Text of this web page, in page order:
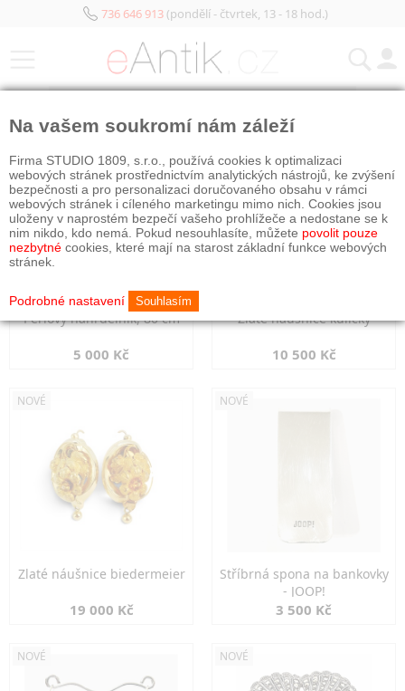
736 646 913(pondělí - čtvrtek, 13 - 18 hod.)
Perlový náhrdelník, 80 cm
5 000 Kč
Zlaté náušnice kuličky
10 500 Kč
NOVÉ
Zlaté náušnice biedermeier
19 000 Kč
NOVÉ
Stříbrná spona na bankovky
- JOOP!
3 500 Kč
NOVÉ NOVÉ
Na vašem soukromí nám záleží
Firma STUDIO 1809, s.r.o., používá cookies k optimalizaci
webových stránek prostřednictvím analytických nástrojů, ke zvýšení
bezpečnosti a pro personalizaci doručovaného obsahu v rámci
webových stránek i cíleného marketingu mimo nich. Cookies jsou
uloženy v naprostém bezpečí vašeho prohlížeče a nedostane se k
nim nikdo, kdo nemá. Pokud nesouhlasíte, můžete povolit pouze
nezbytné cookies, které mají na starost základní funkce webových
stránek.
Podrobné nastavení Souhlasím